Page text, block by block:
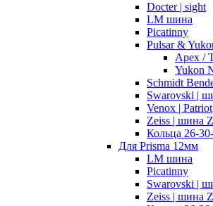
Docter | sight
LM шина
Picatinny
Pulsar &
Apex /
Yukon
Schmidt
Swarovski |
Venox | Patriot
Zeiss | шина
Кольца 26-
Для Prisma 12мм
LM шина
Picatinny
Swarovski |
Zeiss | шина